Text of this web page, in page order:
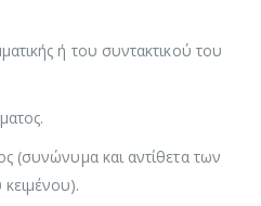
ή του συντακτικού του
(συνώνυμα και αντίθετα των